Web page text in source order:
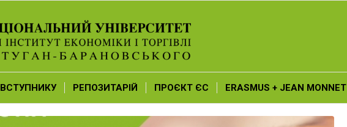
ВСТУПНИКУ РЕПОЗИТАРІЙ ПРОЄКТ ЄС ERASMUS + JEAN MONNET